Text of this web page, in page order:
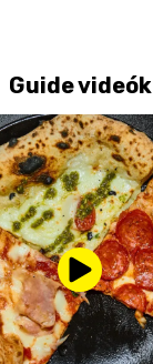
Guide videók